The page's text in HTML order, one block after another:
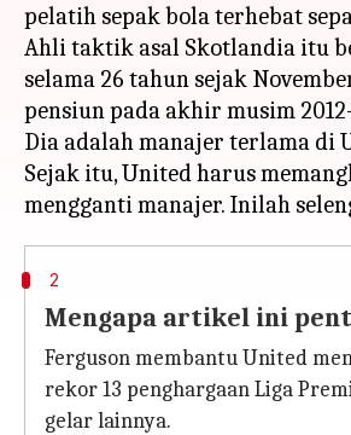
pelatih sepak bola terhebat
Ahli taktik asal Skotlandia itu
selama 26 tahun sejak
pensiun pada akhir musim
Dia adalah manajer terlama di
Sejak itu, United harus
2
Mengapa artikel ini
Ferguson membantu United
rekor 13 penghargaan Liga
gelar lainnya.